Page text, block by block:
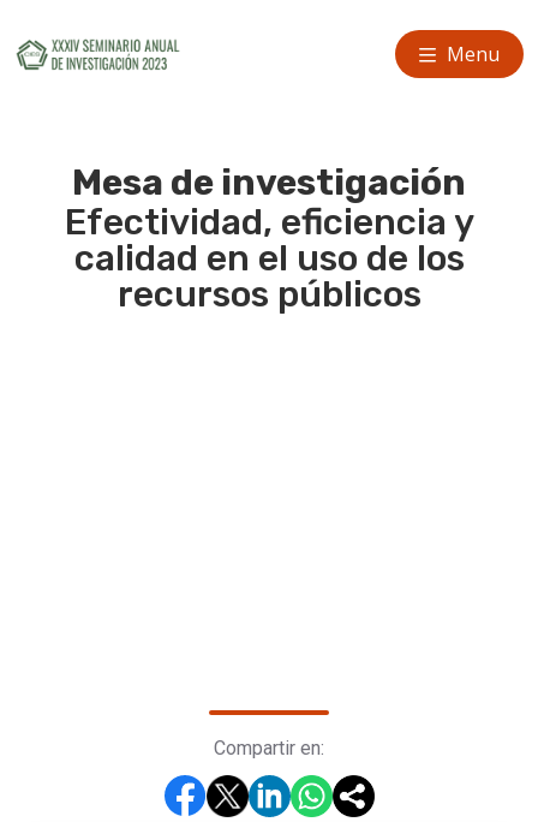
Menu
Mesa de investigación
Efectividad, eficiencia y
calidad en el uso de los
recursos públicos
Compartir en: